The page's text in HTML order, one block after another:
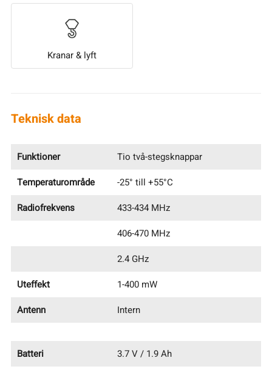
Kranar & lyft
Teknisk data
Funktioner
Tio två-stegsknappar
Temperaturområde
-25° till +55°C
Radiofrekvens
433-434 MHz
406-470 MHz
2.4 GHz
Uteffekt
1-400 mW
Antenn
Intern
Batteri
3.7 V / 1.9 Ah